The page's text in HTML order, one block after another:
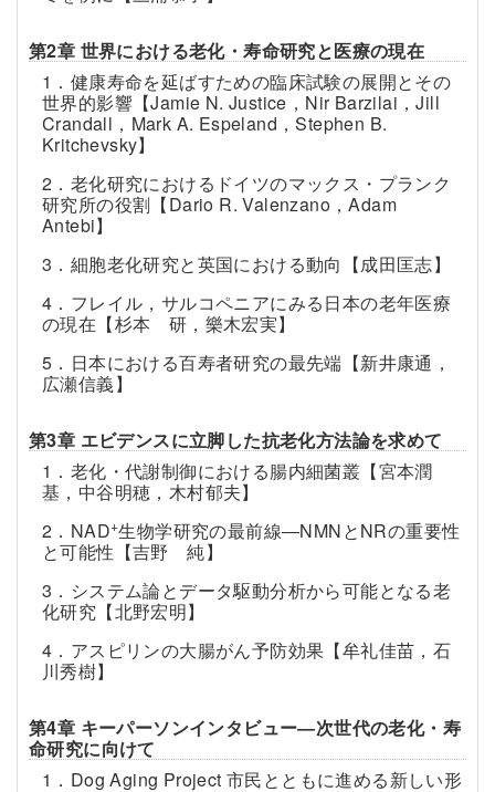
第2章 世界における老化・寿命研究と医療の現在
1．健康寿命を延ばすための臨床試験の展開とその
世界的影響【Jamie N. Justice，Nir Barzilai，Jill
Crandall，Mark A. Espeland，Stephen B.
Kritchevsky】
2．老化研究におけるドイツのマックス・プランク
研究所の役割【Dario R. Valenzano，Adam
Antebi】
3．細胞老化研究と英国における動向【成田匡志】
4．フレイル，サルコペニアにみる日本の老年医療
の現在【杉本 研，樂木宏実】
5．日本における百寿者研究の最先端【新井康通，
広瀬信義】
第3章 エビデンスに立脚した抗老化方法論を求めて
1．老化・代謝制御における腸内細菌叢【宮本潤
基，中谷明穂，木村郁夫】
2．NAD+生物学研究の最前線―NMNとNRの重要性
と可能性【吉野 純】
3．システム論とデータ駆動分析から可能となる老
化研究【北野宏明】
4．アスピリンの大腸がん予防効果【牟礼佳苗，石
川秀樹】
第4章 キーパーソンインタビュー―次世代の老化・寿
命研究に向けて
1．Dog Aging Project 市民とともに進める新しい形